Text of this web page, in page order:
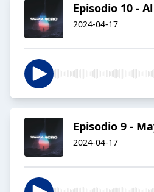
Episodio 10 -
2024-04-17
Episodio 9 -
2024-04-17